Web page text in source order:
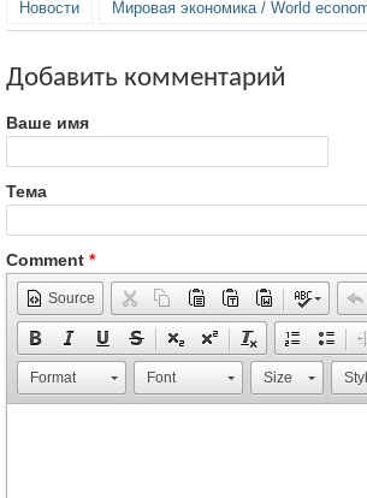
Новости Мировая экономика / World
Добавить комментарий
Ваше имя
Тема
Comment *
Source
Format Font Size